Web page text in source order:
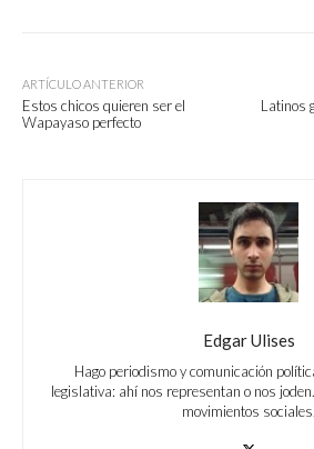
ARTÍCULO ANTERIOR
Estos chicos quieren ser el
Wapayaso perfecto
Latinos
Edgar Ulises
Hago periodismo y comunicación
legislativa: ahí nos representan o nos
movimientos sociales.